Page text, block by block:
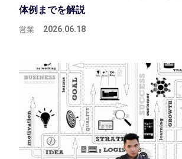
体例までを解説
営業 2026.06.18